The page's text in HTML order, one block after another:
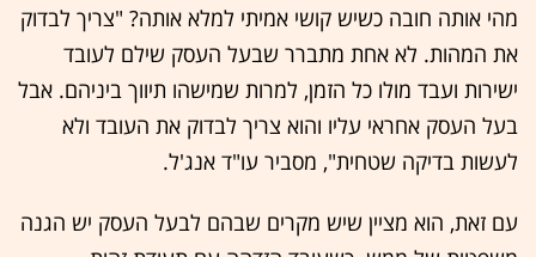
מהי אותה חובה כשיש קושי אמיתי למלא אותה? "צריך לבדוק
את המהות. לא אחת מתברר שבעל העסק שילם לעובד
ישירות ועבד מולו כל הזמן, למרות שמישהו תיווך ביניהם. אבל
בעל העסק אחראי עליו והוא צריך לבדוק את העובד ולא
לעשות בדיקה שטחית", מסביר עו"ד אנג'ל.
עם זאת, הוא מציין שיש מקרים שבהם לבעל העסק יש הגנה